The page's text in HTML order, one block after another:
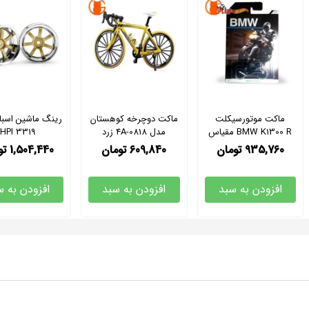
ماکت موتورسیکلت
BMW K1300 R مقیاس
1/64
935,760 تومان
افزودن به سبد
ماکت دوچرخه کوهستان
مدل 0818-4A زرد
مقیاس 1:10
609,840 تومان
افزودن به سبد
رینگ ماشین
HPI 3319
1,504,440
افزودن به